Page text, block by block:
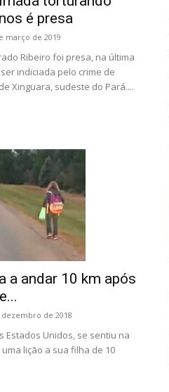
é presa
março de 2019
Ribeiro foi presa, na última
indiciada pelo crime de
Xinguara, sudeste do Pará....
a andar 10 km após
dezembro de 2018
Estados Unidos, se sentiu na
lição a sua filha de 10